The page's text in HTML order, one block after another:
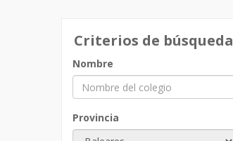
Criterios de búsqueda
Nombre
Provincia